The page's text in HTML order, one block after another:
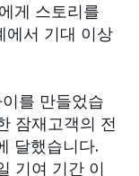
게 스토리를
에서 기대 이상
를 만들었습
잠재고객의 전
달했습니다.
기여 기간 이